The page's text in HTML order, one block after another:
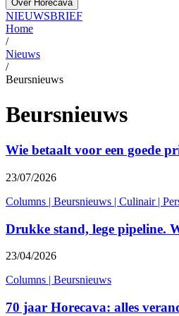
Over Horecava
NIEUWSBRIEF
Home
/
Nieuws
/
Beursnieuws
Beursnieuws
Wie betaalt voor een goede
23/07/2026
Columns | Beursnieuws | Culinair|
Drukke stand, lege pipeline.
23/04/2026
Columns | Beursnieuws
70 jaar Horecava: alles